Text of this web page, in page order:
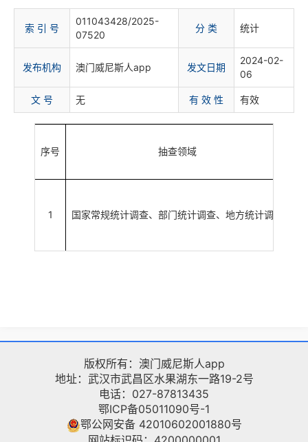
索 引 号
011043428/2025-
07520
分 类 统计
发布机构 澳门威尼斯人app 发文日期
2024-02-
06
文 号 无 有 效 性 有效
序号 抽查领域
1 国家常规统计调查、部门统计调查、地方统计调查
版权所有：澳门威尼斯人app
地址：武汉市武昌区水果湖东一路19-2号
电话：027-87813435
鄂ICP备05011090号-1
鄂公网安备 42010602001880号